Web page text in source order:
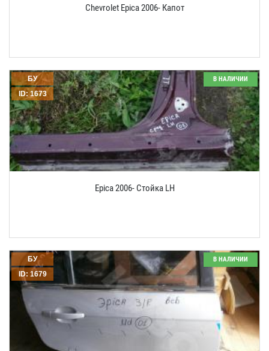
Chevrolet Epica 2006- Капот
Epica 2006- Стойка LH
ID: 1673
БУ В НАЛИЧИИ
ID: 1679
БУ В НАЛИЧИИ